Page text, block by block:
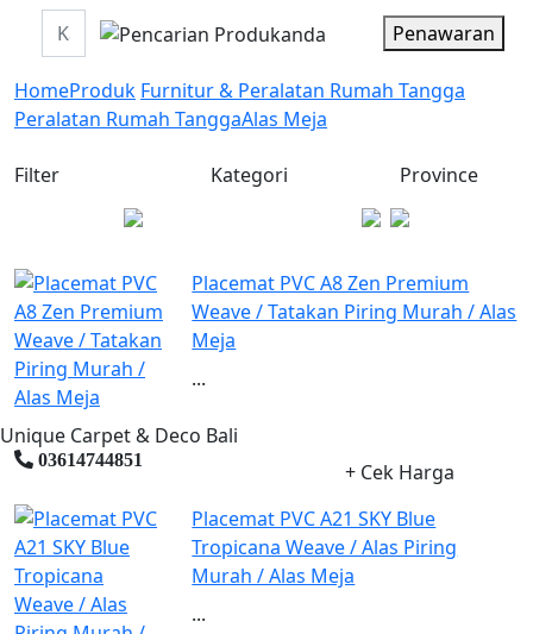
Penawaran
HomeProduk Furnitur & Peralatan Rumah Tangga
Peralatan Rumah TanggaAlas Meja
Filter Kategori Province
Placemat PVC A8 Zen Premium
Weave / Tatakan Piring Murah / Alas
Meja
...
Unique Carpet & Deco Bali
03614744851
+ Cek Harga
Placemat PVC A21 SKY Blue
Tropicana Weave / Alas Piring
Murah / Alas Meja
...